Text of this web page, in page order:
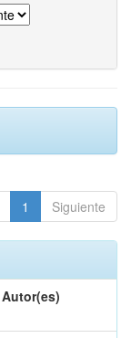
1 Siguiente
Autor(es)